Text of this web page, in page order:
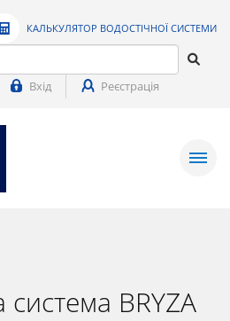
КАЛЬКУЛЯТОР ВОДОСТІЧНОЇ СИСТЕМИ
Вхід Реєстрація
система BRYZA